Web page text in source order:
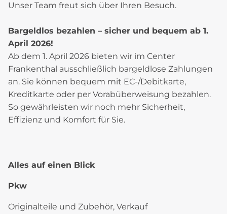
Unser Team freut sich über Ihren Besuch.
Bargeldlos bezahlen – sicher und bequem ab 1.
April 2026!
Ab dem 1. April 2026 bieten wir im Center
Frankenthal ausschließlich bargeldlose Zahlungen
an. Sie können bequem mit EC-/Debitkarte,
Kreditkarte oder per Vorabüberweisung bezahlen.
So gewährleisten wir noch mehr Sicherheit,
Effizienz und Komfort für Sie.
Alles auf einen Blick
Pkw
Originalteile und Zubehör, Verkauf